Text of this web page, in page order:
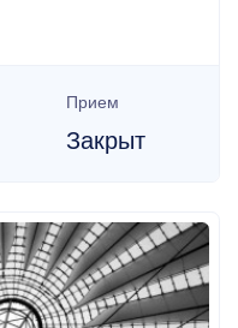
Прием
Закрыт